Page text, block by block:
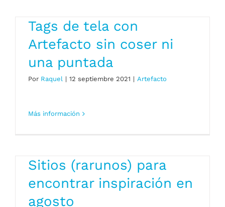
Tags de tela con
Artefacto sin coser ni
una puntada
Por Raquel | 12 septiembre 2021 | Artefacto
Más información
Sitios (rarunos) para
encontrar inspiración en
agosto